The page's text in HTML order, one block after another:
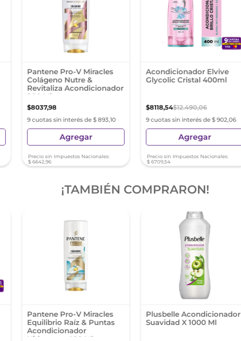
Pantene Pro-V Miracles
Colágeno Nutre &
Revitaliza Acondicionador
200 Ml
$8037,98
9 cuotas sin interés de $ 893,10
Agregar
Precio sin Impuestos Nacionales:
$ 6642,96
Acondicionador Elvive
Glycolic Cristal 400ml
$8118,54$12.490,06
9 cuotas sin interés de $ 902,06
Agregar
Precio sin Impuestos Nacionales:
$ 6709,54
¡TAMBIÉN COMPRARON!
Pantene Pro-V Miracles
Equilibrio Raíz & Puntas
Acondicionador
Hidratante 400 Ml
Plusbelle Acondicionador
Suavidad X 1000 Ml